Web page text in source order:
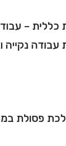
כללית
נקייה
פסולת